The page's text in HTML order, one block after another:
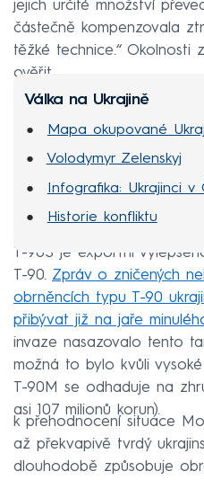
jejich určité množství
částečně kompenzovala
těžké technice.“ Okolnosti
ověřit.
Válka na Ukrajině
Mapa okupované
Volodymyr Zelenskyj
Infografika: Ukrajinci v
Historie konfliktu
T-90S je exportní
T-90. Zpráv o zničených
obrněncích typu T-90
přibývat již na jaře
invaze nasazovalo tento
možná to bylo kvůli
T-90M se odhaduje na
asi 107 milionů korun).
k přehodnocení situace
až překvapivě tvrdý
dlouhodobě způsobuje